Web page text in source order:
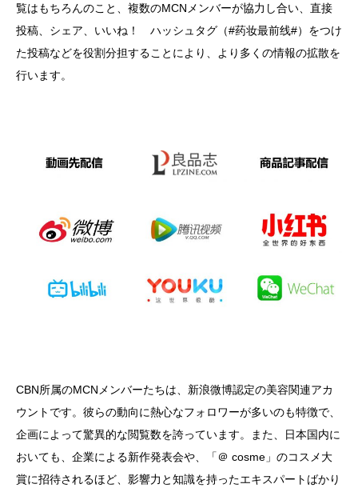
覧はもちろんのこと、複数のMCNメンバーが協力し合い、直接
投稿、シェア、いいね！ ハッシュタグ（#药妆最前线#）をつけ
た投稿などを役割分担することにより、より多くの情報の拡散を
行います。
CBN所属のMCNメンバーたちは、新浪微博認定の美容関連アカ
ウントです。彼らの動向に熱心なフォロワーが多いのも特徴で、
企画によって驚異的な閲覧数を誇っています。また、日本国内に
おいても、企業による新作発表会や、「＠ cosme」のコスメ大
賞に招待されるほど、影響力と知識を持ったエキスパートばかり